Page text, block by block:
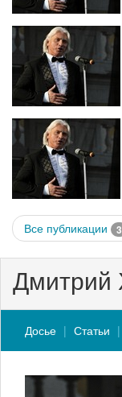
Все публикации 3
Досье Статьи